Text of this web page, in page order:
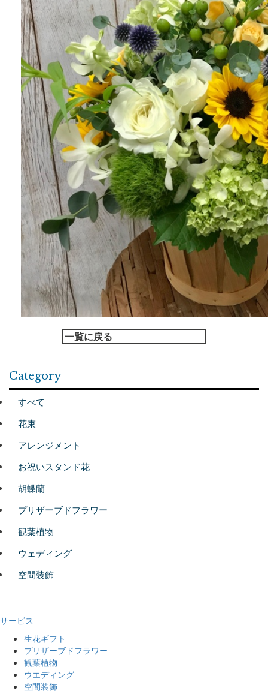
一覧に戻る
Category
すべて
花束
アレンジメント
お祝いスタンド花
胡蝶蘭
プリザーブドフラワー
観葉植物
ウェディング
空間装飾
サービス
生花ギフト
プリザーブドフラワー
観葉植物
ウエディング
空間装飾